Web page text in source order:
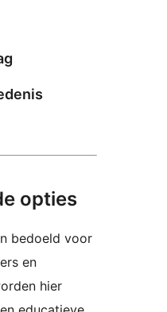
opties
bedoeld voor
en
hier